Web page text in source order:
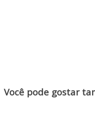
Você pode gostar